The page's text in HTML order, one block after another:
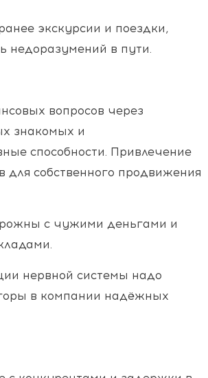
экскурсии и поездки,
недоразумений в пути.
вопросов через
знакомых и
способности. Привлечение
для собственного продвижения
с чужими деньгами и
нервной системы надо
в компании надёжных